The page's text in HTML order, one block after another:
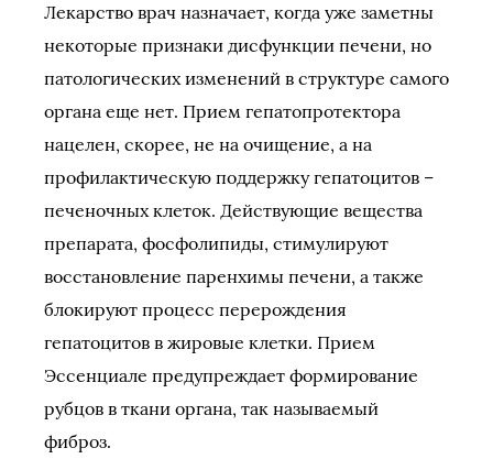
Лекарство врач назначает, когда уже заметны
некоторые признаки дисфункции печени, но
патологических изменений в структуре самого
органа еще нет. Прием гепатопротектора
нацелен, скорее, не на очищение, а на
профилактическую поддержку гепатоцитов –
печеночных клеток. Действующие вещества
препарата, фосфолипиды, стимулируют
восстановление паренхимы печени, а также
блокируют процесс перерождения
гепатоцитов в жировые клетки. Прием
Эссенциале предупреждает формирование
рубцов в ткани органа, так называемый
фиброз.